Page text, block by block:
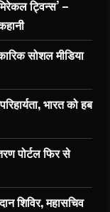
ट्विन्स’ –
सोशल मीडिया
भारत को हब
पोर्टल फिर से
शिविर, महासचिव